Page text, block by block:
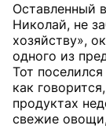
Оставленный
Николай, не
хозяйству»,
одного из
Тот
как
продуктах
свежие